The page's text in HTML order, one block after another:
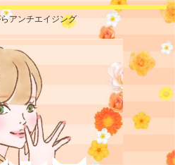
アンチエイジング